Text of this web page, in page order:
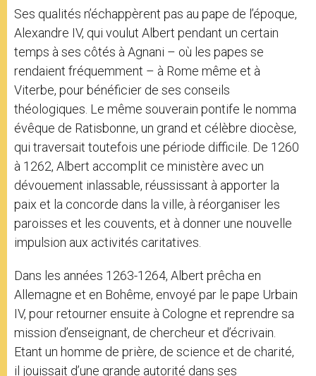
Ses qualités n’échappèrent pas au pape de l’époque,
Alexandre IV, qui voulut Albert pendant un certain
temps à ses côtés à Agnani – où les papes se
rendaient fréquemment – à Rome même et à
Viterbe, pour bénéficier de ses conseils
théologiques. Le même souverain pontife le nomma
évêque de Ratisbonne, un grand et célèbre diocèse,
qui traversait toutefois une période difficile. De 1260
à 1262, Albert accomplit ce ministère avec un
dévouement inlassable, réussissant à apporter la
paix et la concorde dans la ville, à réorganiser les
paroisses et les couvents, et à donner une nouvelle
impulsion aux activités caritatives.
Dans les années 1263-1264, Albert prêcha en
Allemagne et en Bohême, envoyé par le pape Urbain
IV, pour retourner ensuite à Cologne et reprendre sa
mission d’enseignant, de chercheur et d’écrivain.
Etant un homme de prière, de science et de charité,
il jouissait d’une grande autorité dans ses